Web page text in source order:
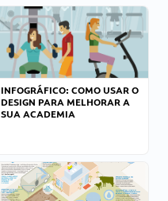
INFOGRÁFICO: COMO USAR O
DESIGN PARA MELHORAR A
SUA ACADEMIA